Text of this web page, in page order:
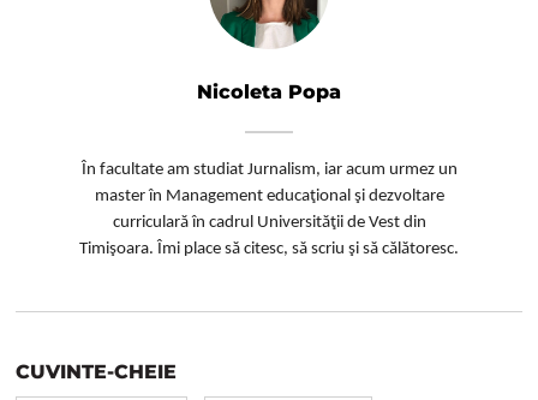
Nicoleta Popa
În facultate am studiat Jurnalism, iar acum urmez un
master în Management educaţional şi dezvoltare
curriculară în cadrul Universităţii de Vest din
Timişoara. Îmi place să citesc, să scriu şi să călătoresc.
CUVINTE-CHEIE